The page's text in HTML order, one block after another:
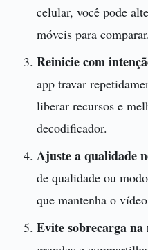
celular, você pode
móveis para comparar.
Reinicie com
app travar
liberar recursos e
decodificador.
Ajuste a qualidade
de qualidade ou
que mantenha o
Evite sobrecarga na